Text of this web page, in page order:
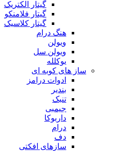
گیتار الکتریک
گیتار فلامنکو
گیتار کلاسیک
هنگ درام
ویولن
ویولن سل
یوکلله
ساز های کوبه ای
ادوات درامز
بندیر
تنبک
جیمبی
داربوکا
درام
دف
سازهای افکتی